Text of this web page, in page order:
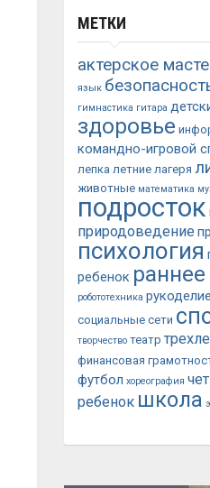
МЕТКИ
актерское
язык
гимнастика гитара
здоровье
командно-игровой
лепка летние лагеря
животные математика
подросток
природоведение
психология
ребенок
робототехника рукоделие
социальные сети
творчество театр
финансовая
футбол хореография
ребенок школа